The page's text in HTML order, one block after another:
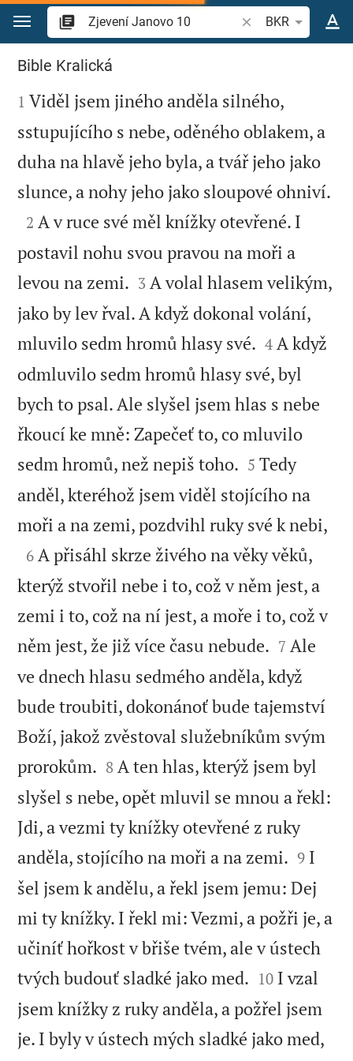
Přejít na obsah
Vyhledat biblický
BKR
Zjevení Janovo 10
Bible Kralická

1 Viděl jsem jiného anděla silného,
sstupujícího s nebe, oděného oblakem, a
duha na hlavě jeho byla, a tvář jeho jako
slunce, a nohy jeho jako sloupové ohniví.

2 A v ruce své měl knížky otevřené. I
postavil nohu svou pravou na moři a
levou na zemi. 

3 A volal hlasem velikým,
jako by lev řval. A když dokonal volání,
mluvilo sedm hromů hlasy své. 

4 A když
odmluvilo sedm hromů hlasy své, byl
bych to psal. Ale slyšel jsem hlas s nebe
řkoucí ke mně: Zapečeť to, co mluvilo
sedm hromů, než nepiš toho. 

5 Tedy
anděl, kteréhož jsem viděl stojícího na
moři a na zemi, pozdvihl ruky své k nebi,

6 A přisáhl skrze živého na věky věků,
kterýž stvořil nebe i to, což v něm jest, a
zemi i to, což na ní jest, a moře i to, což v
něm jest, že již více času nebude. 

7 Ale
ve dnech hlasu sedmého anděla, když
bude troubiti, dokonánoť bude tajemství
Boží, jakož zvěstoval služebníkům svým
prorokům. 

8 A ten hlas, kterýž jsem byl
slyšel s nebe, opět mluvil se mnou a řekl:
Jdi, a vezmi ty knížky otevřené z ruky
anděla, stojícího na moři a na zemi. 

9 I
šel jsem k andělu, a řekl jsem jemu: Dej
mi ty knížky. I řekl mi: Vezmi, a požři je, a
učiníť hořkost v břiše tvém, ale v ústech
tvých budouť sladké jako med. 

10 I vzal
jsem knížky z ruky anděla, a požřel jsem
je. I byly v ústech mých sladké jako med,